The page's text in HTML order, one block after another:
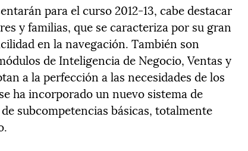
para el curso 2012-13, cabe destacar
y familias, que se caracteriza por su gran
en la navegación. También son
de Inteligencia de Negocio, Ventas y
a la perfección a las necesidades de los
ha incorporado un nuevo sistema de
subcompetencias básicas, totalmente